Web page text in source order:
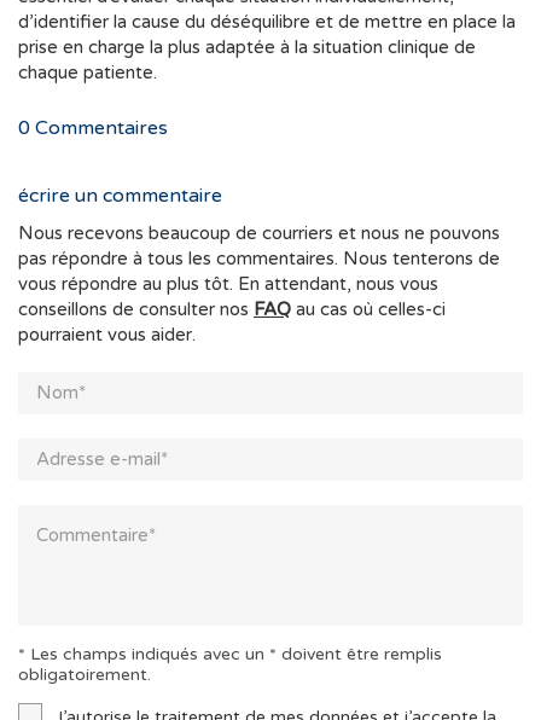
d’identifier la cause du déséquilibre et de mettre en place la
prise en charge la plus adaptée à la situation clinique de
chaque patiente.
0 Commentaires
écrire un commentaire
Nous recevons beaucoup de courriers et nous ne pouvons
pas répondre à tous les commentaires. Nous tenterons de
vous répondre au plus tôt. En attendant, nous vous
conseillons de consulter nos FAQ au cas où celles-ci
pourraient vous aider.
* Les champs indiqués avec un * doivent être remplis
obligatoirement.